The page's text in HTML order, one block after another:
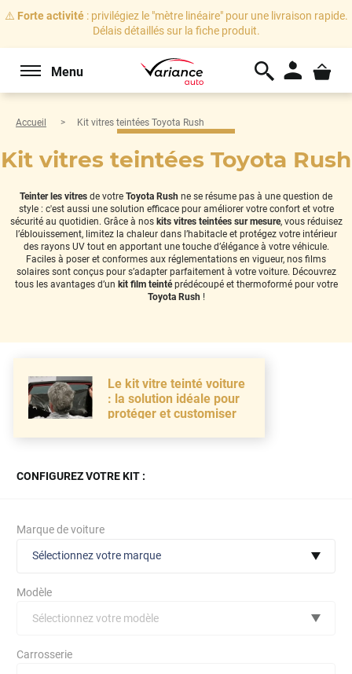
⚠️ Forte activité: privilégiez le "mètre linéaire" pour une livraison rapide.
Délais détaillés sur la fiche produit.
Menu
Accueil Kit vitres teintées Toyota Rush
Kit vitres teintées Toyota Rush
Teinter les vitres de votre Toyota Rush ne se résume pas à une question de
style : c'est aussi une solution efficace pour améliorer votre confort et votre
sécurité au quotidien. Grâce à nos kits vitres teintées sur mesure, vous réduisez
l’éblouissement, limitez la chaleur dans l’habitacle et protégez votre intérieur
des rayons UV tout en apportant une touche d’élégance à votre véhicule.
Faciles à poser et conformes aux réglementations en vigueur, nos films
solaires sont conçus pour s’adapter parfaitement à votre voiture. Découvrez
tous les avantages d’un kit film teintéprédécoupé et thermoformé pour votre
Toyota Rush !
Le kit vitre teinté voiture
: la solution idéale pour
protéger et customiser
CONFIGUREZ VOTRE KIT :
Marque de voiture
Sélectionnez votre marque
Modèle
Sélectionnez votre modèle
Carrosserie